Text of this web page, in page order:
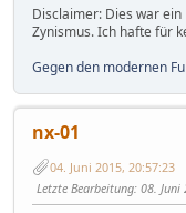
Disclaimer: Dies war
Zynismus. Ich hafte für
Gegen den modernen
nx-01
04. Juni 2015, 20:57:23
Letzte Bearbeitung: 08. Juni